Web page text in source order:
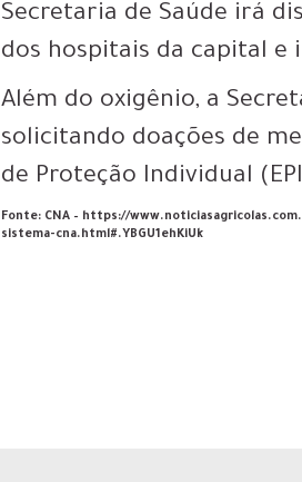
Secretaria de Saúde irá
dos hospitais da capital e
Além do oxigênio, a
solicitando doações de
de Proteção Individual
Fonte: CNA – https://
sistema-cna.html#.YBGU1ehKiUk